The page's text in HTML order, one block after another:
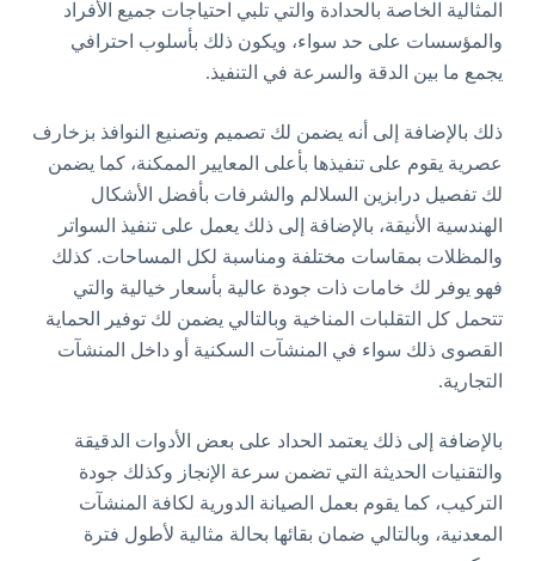
المثالية الخاصة بالحدادة والتي تلبي احتياجات جميع الأفراد
والمؤسسات على حد سواء، ويكون ذلك بأسلوب احترافي
يجمع ما بين الدقة والسرعة في التنفيذ.
ذلك بالإضافة إلى أنه يضمن لك تصميم وتصنيع النوافذ بزخارف
عصرية يقوم على تنفيذها بأعلى المعايير الممكنة، كما يضمن
لك تفصيل درابزين السلالم والشرفات بأفضل الأشكال
الهندسية الأنيقة، بالإضافة إلى ذلك يعمل على تنفيذ السواتر
والمظلات بمقاسات مختلفة ومناسبة لكل المساحات. كذلك
فهو يوفر لك خامات ذات جودة عالية بأسعار خيالية والتي
تتحمل كل التقلبات المناخية وبالتالي يضمن لك توفير الحماية
القصوى ذلك سواء في المنشآت السكنية أو داخل المنشآت
التجارية.
بالإضافة إلى ذلك يعتمد الحداد على بعض الأدوات الدقيقة
والتقنيات الحديثة التي تضمن سرعة الإنجاز وكذلك جودة
التركيب، كما يقوم بعمل الصيانة الدورية لكافة المنشآت
المعدنية، وبالتالي ضمان بقائها بحالة مثالية لأطول فترة